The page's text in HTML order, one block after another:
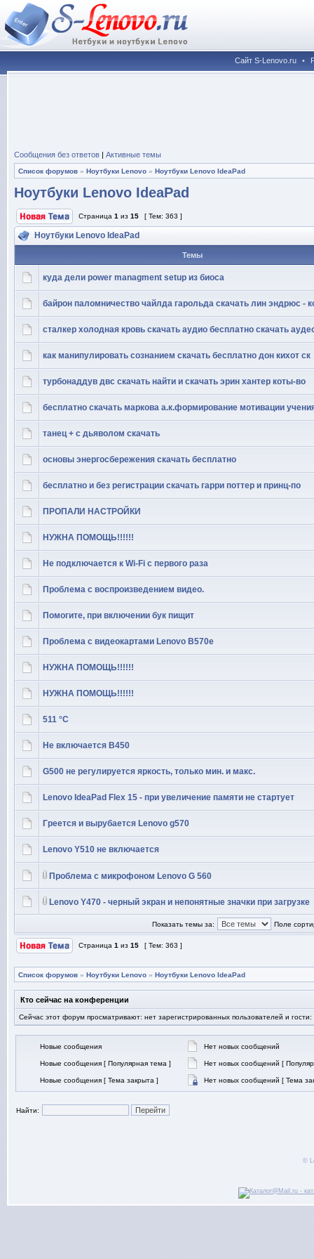
Сайт S-Lenovo.ru •
Сообщения без ответов | Активные темы
Список форумов » Ноутбуки Lenovo » Ноутбуки Lenovo IdeaPad
Ноутбуки Lenovo IdeaPad
Страница 1 из 15 [ Тем: 363 ]
Ноутбуки Lenovo IdeaPad
Темы
куда дели power managment setup из биоса
байрон паломничество чайлда гарольда скачать лин эндрюс -
сталкер холодная кровь скачать аудио бесплатно скачать
как манипулировать сознанием скачать бесплатно дон кихот ск
турбонаддув двс скачать найти и скачать эрин хантер коты-во
бесплатно скачать маркова а.к.формирование мотивации
танец + с дьяволом скачать
основы энергосбережения скачать бесплатно
бесплатно и без регистрации скачать гарри поттер и принц-по
ПРОПАЛИ НАСТРОЙКИ
НУЖНА ПОМОЩЬ!!!!!!
Не подключается к Wi-Fi с первого раза
Проблема с воспроизведением видео.
Помогите, при включении бук пищит
Проблема с видеокартами Lenovo B570e
НУЖНА ПОМОЩЬ!!!!!!
НУЖНА ПОМОЩЬ!!!!!!
511 °C
Не включается B450
G500 не регулируется яркость, только мин. и макс.
Lenovo IdeaPad Flex 15 - при увеличение памяти не стартует
Греется и вырубается Lenovo g570
Lenovo Y510 не включается
Проблема с микрофоном Lenovo G 560
Lenovo Y470 - черный экран и непонятные значки при загрузке
Показать темы за: Поле
Страница 1 из 15 [ Тем: 363 ]
Список форумов » Ноутбуки Lenovo » Ноутбуки Lenovo IdeaPad
Кто сейчас на конференции
Сейчас этот форум просматривают: нет зарегистрированных пользователей и гости:
Новые сообщения Нет новых сообщений
Новые сообщения [ Популярная тема ] Нет новых сообщений [
Новые сообщения [ Тема закрыта ] Нет новых сообщений [ Тема
Найти:
©